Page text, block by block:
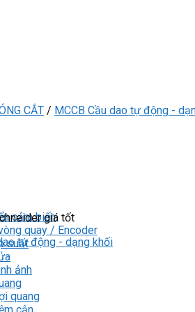
cảm biến
quay / Encoder
suất
ảnh
quang
CẮT / MCCB Cầu dao tự động -
giá tốt
tự động - dạng khối